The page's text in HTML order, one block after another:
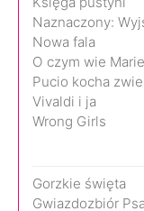
Naznaczony:
Nowa fala
O czym wie
Pucio kocha
Vivaldi i ja
Wrong Girls
Gorzkie święta
Gwiazdozbiór Psa